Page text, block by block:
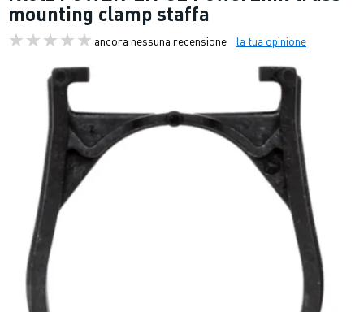
mounting clamp staffa
ancora nessuna recensione la tua opinione